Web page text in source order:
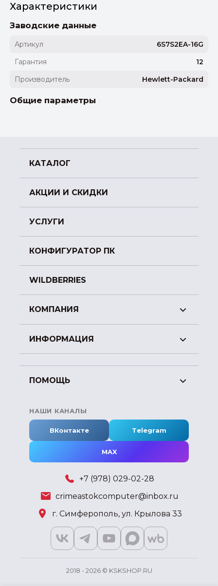
Характеристики
Заводские данные
Артикул
6S7S2EA-16G
Гарантия
12
Производитель
Hewlett-Packard
Общие параметры
КАТАЛОГ
АКЦИИ И СКИДКИ
УСЛУГИ
КОНФИГУРАТОР ПК
WILDBERRIES
КОМПАНИЯ
ИНФОРМАЦИЯ
ПОМОЩЬ
НАШИ КАНАЛЫ
ВКонтакте Telegram
MAX
+7 (978) 029-02-28
crimeastokcomputer@inbox.ru
г. Симферополь, ул. Крылова 33
2018 - 2026 © KSKSHOP.RU